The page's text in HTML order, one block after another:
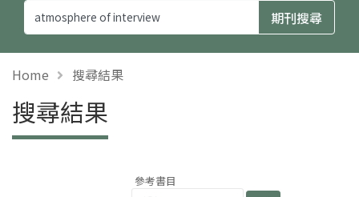
Home 搜尋結果
搜尋結果
參考書目